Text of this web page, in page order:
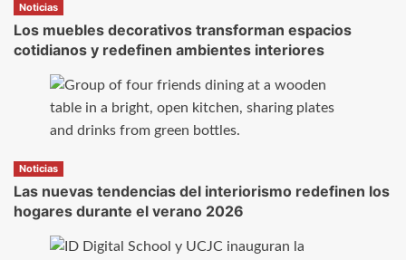
Noticias
Los muebles decorativos transforman espacios
cotidianos y redefinen ambientes interiores
Noticias
Las nuevas tendencias del interiorismo redefinen los
hogares durante el verano 2026